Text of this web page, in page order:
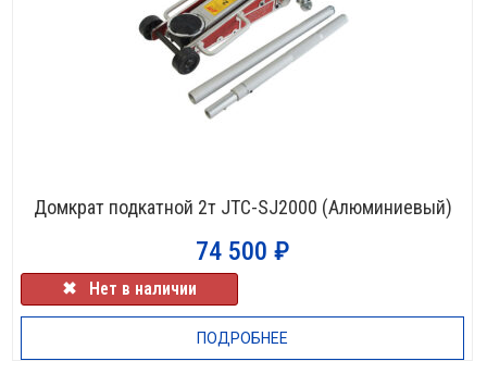
Домкрат подкатной 2т JTC-SJ2000 (Алюминиевый)
74 500 ₽
✖⠀Нет в наличии
ПОДРОБНЕЕ